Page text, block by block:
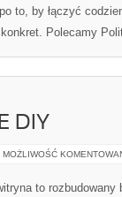
to, by łączyć
konkret. Polecamy
DIY
MOŻLIWOŚĆ
to rozbudowany